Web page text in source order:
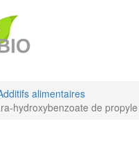
alimentaires
hydroxybenzoate de